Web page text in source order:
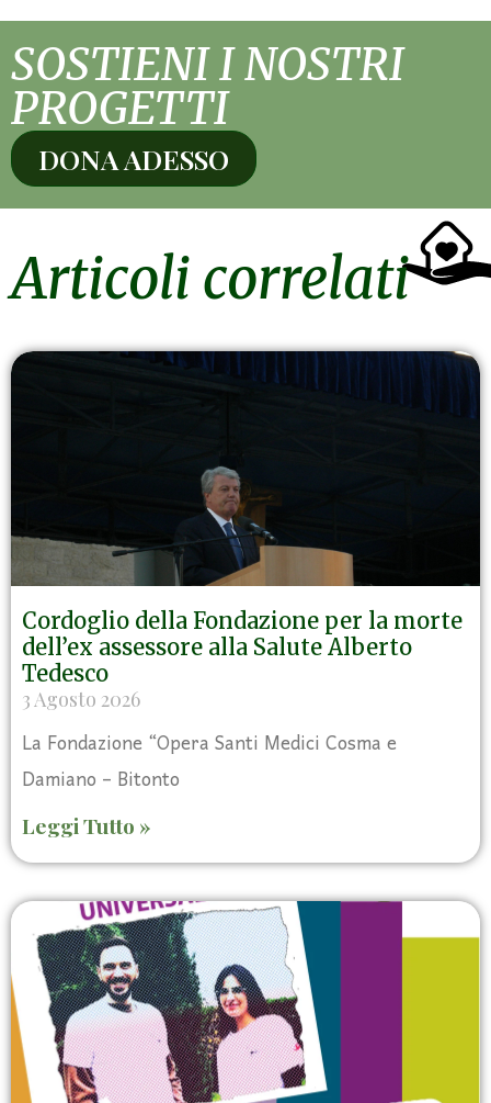
SOSTIENI I NOSTRI
PROGETTI
DONA ADESSO
Articoli correlati
Cordoglio della Fondazione per la morte
dell’ex assessore alla Salute Alberto
Tedesco
3 Agosto 2026
La Fondazione “Opera Santi Medici Cosma e
Damiano – Bitonto
Leggi Tutto »